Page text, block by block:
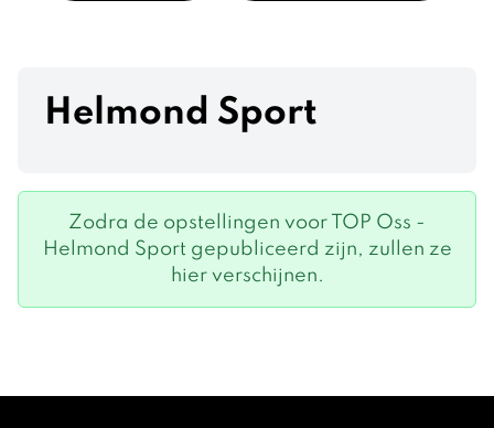
Helmond Sport
Zodra de opstellingen voor TOP Oss -
Helmond Sport gepubliceerd zijn, zullen ze
hier verschijnen.